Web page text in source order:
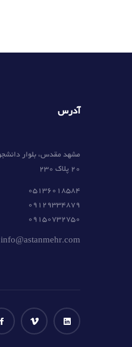
آدرس
20 پلاک 230
05136018584
09129334879
09150732750
info@astanmehr.com